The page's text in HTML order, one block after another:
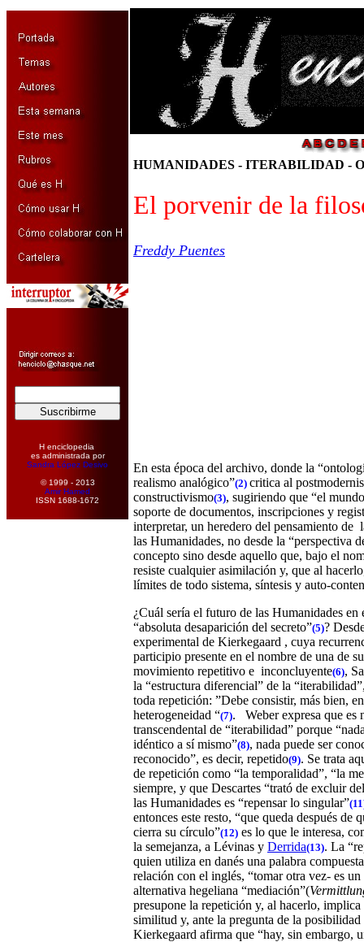
H enciclopedia
es administrada por
Sandra López Desivo
© 1999 - 2013
Amir Hamed
ISSN 1688-1672
HUMANIDADES - ITERABILIDAD -
El porvenir de la
Freddy Puentes
En esta época del archivo, donde la
realismo analógico”(2) critica al
constructivismo(3), sugiriendo que “el
soporte de documentos, inscripciones y
interpretar, un heredero del pensamiento de
las Humanidades, no desde la “perspectiva
concepto sino desde aquello que, bajo el
resiste cualquier asimilación y, que al
límites de todo sistema, síntesis y auto-
¿Cuál sería el futuro de las Humanidades en
“absoluta desaparición del secreto”(5)?
experimental de Kierkegaard , cuya
participio presente en el nombre de una de
movimiento repetitivo e inconcluyente(6),
la “estructura diferencial” de la
toda repetición: ”Debe consistir, más bien,
heterogeneidad “(7).
Weber expresa que es
transcendental de “iterabilidad” porque
idéntico a sí mismo”(8), nada puede ser
reconocido”, es decir, repetido(9). Se trata
de repetición como “la temporalidad”, “la
siempre, y que Descartes “trató de excluir
las Humanidades es “repensar lo singular”
entonces este resto, “que queda después de
cierra su círculo”(12) es lo que le interesa,
la semejanza, a Lévinas y Derrida(13). La
quien utiliza en danés una palabra compuesta
relación con el inglés, “tomar otra vez- es
alternativa hegeliana “mediación”(
presupone la repetición y, al hacerlo,
similitud y, ante la pregunta de la
Kierkegaard afirma que “hay, sin embargo,